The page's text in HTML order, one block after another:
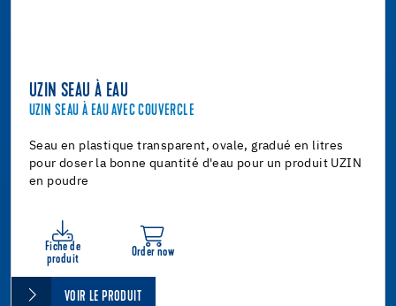
UZIN SEAU À EAU
UZIN SEAU À EAU AVEC COUVERCLE
Seau en plastique transparent, ovale, gradué en litres
pour doser la bonne quantité d'eau pour un produit UZIN
en poudre
Fiche de
produit
Order now
VOIR LE PRODUIT